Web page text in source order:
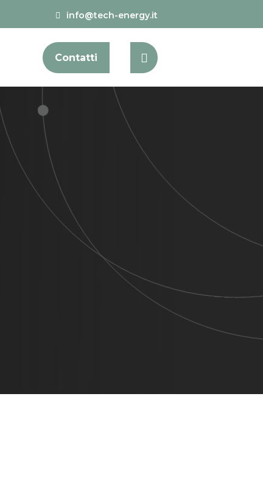
info@tech-energy.it
Contatti